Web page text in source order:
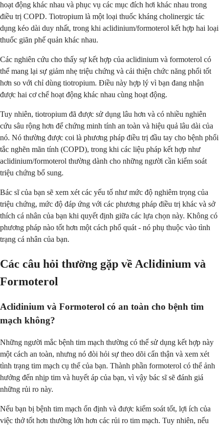
hoạt động khác nhau và phục vụ các mục đích hơi khác nhau trong
điều trị COPD. Tiotropium là một loại thuốc kháng cholinergic tác
dụng kéo dài duy nhất, trong khi aclidinium/formoterol kết hợp hai loại
thuốc giãn phế quản khác nhau.
Các nghiên cứu cho thấy sự kết hợp của aclidinium và formoterol có
thể mang lại sự giảm nhẹ triệu chứng và cải thiện chức năng phổi tốt
hơn so với chỉ dùng tiotropium. Điều này hợp lý vì bạn đang nhận
được hai cơ chế hoạt động khác nhau cùng hoạt động.
Tuy nhiên, tiotropium đã được sử dụng lâu hơn và có nhiều nghiên
cứu sâu rộng hơn để chứng minh tính an toàn và hiệu quả lâu dài của
nó. Nó thường được coi là phương pháp điều trị đầu tay cho bệnh phổi
tắc nghẽn mãn tính (COPD), trong khi các liệu pháp kết hợp như
aclidinium/formoterol thường dành cho những người cần kiểm soát
triệu chứng bổ sung.
Bác sĩ của bạn sẽ xem xét các yếu tố như mức độ nghiêm trọng của
triệu chứng, mức độ đáp ứng với các phương pháp điều trị khác và sở
thích cá nhân của bạn khi quyết định giữa các lựa chọn này. Không có
phương pháp nào tốt hơn một cách phổ quát - nó phụ thuộc vào tình
trạng cá nhân của bạn.
Các câu hỏi thường gặp về Aclidinium và
Formoterol
Aclidinium và Formoterol có an toàn cho bệnh tim
mạch không?
Những người mắc bệnh tim mạch thường có thể sử dụng kết hợp này
một cách an toàn, nhưng nó đòi hỏi sự theo dõi cẩn thận và xem xét
tình trạng tim mạch cụ thể của bạn. Thành phần formoterol có thể ảnh
hưởng đến nhịp tim và huyết áp của bạn, vì vậy bác sĩ sẽ đánh giá
những rủi ro này.
Nếu bạn bị bệnh tim mạch ổn định và được kiểm soát tốt, lợi ích của
việc thở tốt hơn thường lớn hơn các rủi ro tim mạch. Tuy nhiên, nếu